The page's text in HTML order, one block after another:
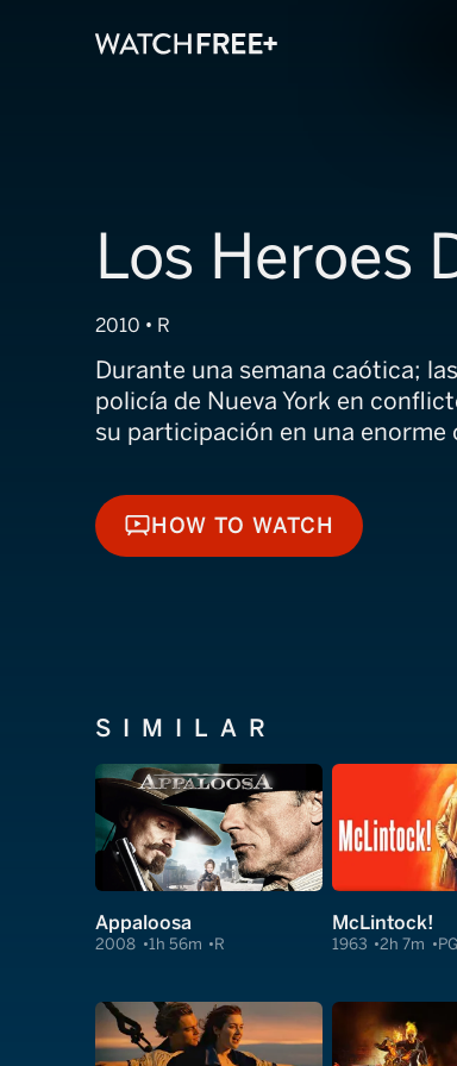
Los Heroes
2010 • R
Durante una semana caótica;
policía de Nueva York en
su participación en una enorme
HOW TO WATCH
HOW TO WATCH
SIMILAR
Appaloosa
2008 1h 56m R
McLintock!
1963 2h 7m PG